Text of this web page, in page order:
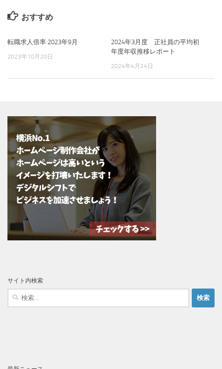
おすすめ
転職求人倍率 2023年9月
2023年10月20日
2024年3月度 正社員の平均初
年度年収推移レポート
2024年4月24日
サイト内検索